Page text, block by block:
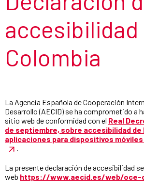
accesibilidad
Colombia
La Agencia Española de Cooperación
Desarrollo (AECID) se ha comprometido a
sitio web de conformidad con el Real
de septiembre, sobre accesibilidad
aplicaciones para dispositivos
La presente declaración de accesibilidad
web https://www.aecid.es/web/oce-